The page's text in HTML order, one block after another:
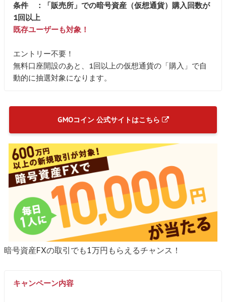
条件 ：「販売所」での暗号資産（仮想通貨）購入回数が
1回以上
既存ユーザーも対象！
エントリー不要！
無料口座開設のあと、1回以上の仮想通貨の「購入」で自
動的に抽選対象になります。
GMOコイン 公式サイトはこちら
暗号資産FXの取引でも1万円もらえるチャンス！
キャンペーン内容